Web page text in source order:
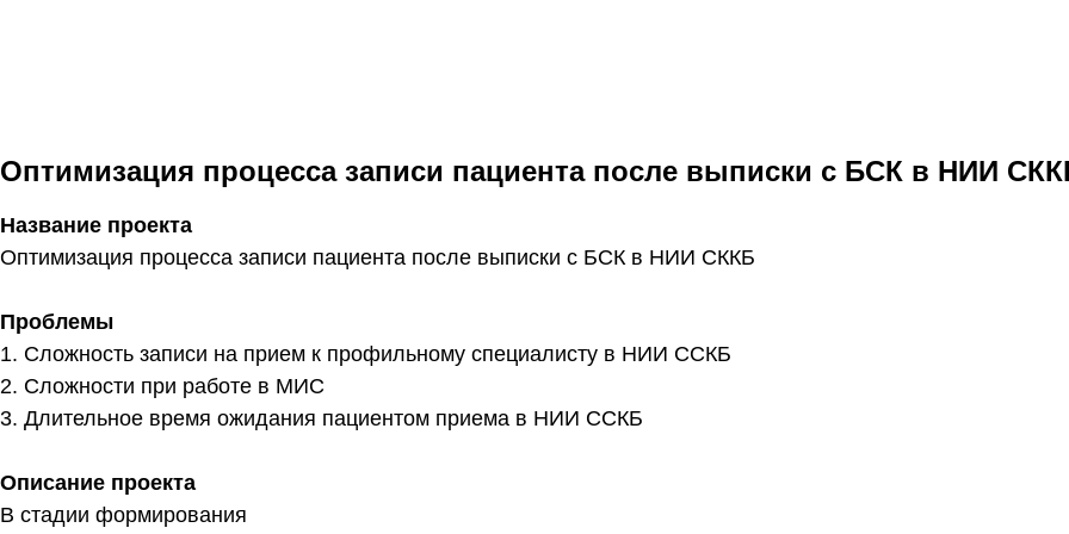
Оптимизация процесса записи пациента после выписки с БСК в НИИ
Название проекта
Оптимизация процесса записи пациента после выписки с БСК в НИИ СККБ
Проблемы
1. Сложность записи на прием к профильному специалисту в НИИ ССКБ
2. Сложности при работе в МИС
3. Длительное время ожидания пациентом приема в НИИ ССКБ
Описание проекта
В стадии формирования